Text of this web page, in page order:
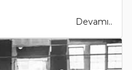
Devamı..